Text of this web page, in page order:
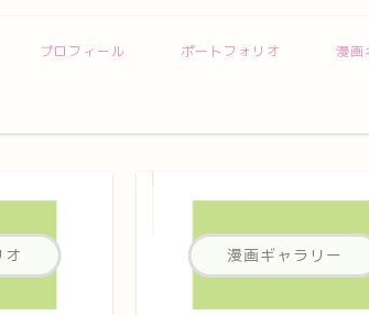
プロフィール ポートフォリオ 漫画
オ 漫画ギャラリー